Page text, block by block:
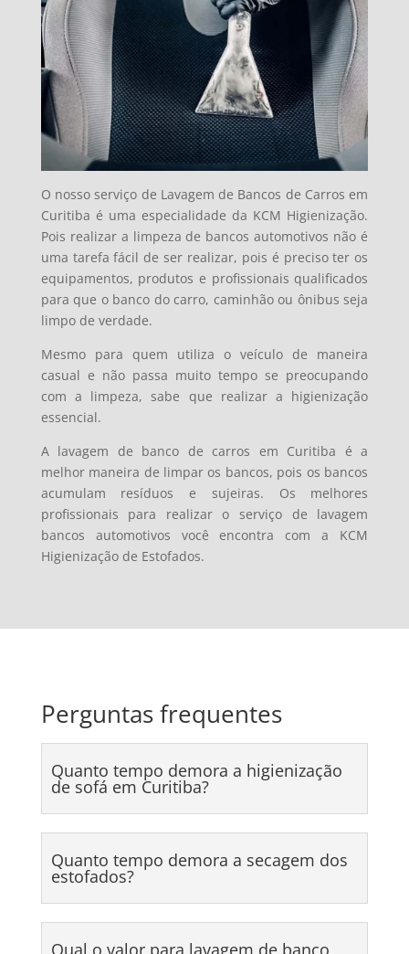
O nosso serviço de Lavagem de Bancos de Carros em
Curitiba é uma especialidade da KCM Higienização.
Pois realizar a limpeza de bancos automotivos não é
uma tarefa fácil de ser realizar, pois é preciso ter os
equipamentos, produtos e profissionais qualificados
para que o banco do carro, caminhão ou ônibus seja
limpo de verdade.
Mesmo para quem utiliza o veículo de maneira
casual e não passa muito tempo se preocupando
com a limpeza, sabe que realizar a higienização
essencial.
A lavagem de banco de carros em Curitiba é a
melhor maneira de limpar os bancos, pois os bancos
acumulam resíduos e sujeiras. Os melhores
profissionais para realizar o serviço de lavagem
bancos automotivos você encontra com a KCM
Higienização de Estofados.
Perguntas frequentes
Quanto tempo demora a higienização
de sofá em Curitiba?
Quanto tempo demora a secagem dos
estofados?
Qual o valor para lavagem de banco